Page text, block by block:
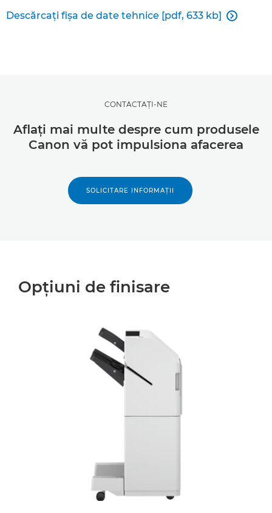
Descărcaţi fişa de date tehnice [pdf, 633 kb] 
CONTACTAŢI-NE
Aflaţi mai multe despre cum produsele
Canon vă pot impulsiona afacerea
SOLICITARE INFORMAŢII
Opţiuni de finisare